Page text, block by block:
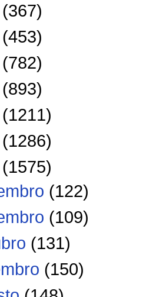
(367)
(453)
(782)
(893)
(1211)
(1286)
(1575)
(122)
(109)
(131)
(150)